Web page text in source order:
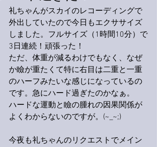
礼ちゃんがスカイのレコーディングで
外出していたので今日もエクササイズ
しました。フルサイズ（1時間10分）で
3日連続！頑張った！
ただ、体重が減るわけでもなく、なぜ
か瞼が重たくて特に右目は二重と一重
のハーフみたいな感じになっているの
です。急にハード過ぎたのかなぁ。
ハードな運動と瞼の腫れの因果関係が
よくわからないのですが。(~_~;)
今夜も礼ちゃんのリクエストでメイン